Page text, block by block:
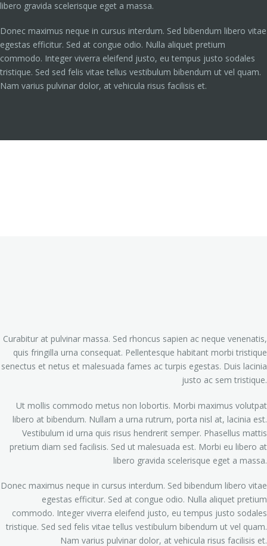
libero gravida scelerisque eget a massa.
Donec maximus neque in cursus interdum. Sed bibendum libero vitae
egestas efficitur. Sed at congue odio. Nulla aliquet pretium
commodo. Integer viverra eleifend justo, eu tempus justo sodales
tristique. Sed sed felis vitae tellus vestibulum bibendum ut vel quam.
Nam varius pulvinar dolor, at vehicula risus facilisis et.
Curabitur at pulvinar massa. Sed rhoncus sapien ac neque venenatis,
quis fringilla urna consequat. Pellentesque habitant morbi tristique
senectus et netus et malesuada fames ac turpis egestas. Duis lacinia
justo ac sem tristique.
Ut mollis commodo metus non lobortis. Morbi maximus volutpat
libero at bibendum. Nullam a urna rutrum, porta nisl at, lacinia est.
Vestibulum id urna quis risus hendrerit semper. Phasellus mattis
pretium diam sed facilisis. Sed ut malesuada est. Morbi eu libero at
libero gravida scelerisque eget a massa.
Donec maximus neque in cursus interdum. Sed bibendum libero vitae
egestas efficitur. Sed at congue odio. Nulla aliquet pretium
commodo. Integer viverra eleifend justo, eu tempus justo sodales
tristique. Sed sed felis vitae tellus vestibulum bibendum ut vel quam.
Nam varius pulvinar dolor, at vehicula risus facilisis et.